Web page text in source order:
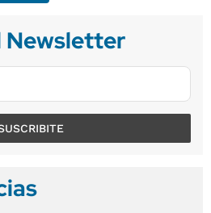
Newsletter